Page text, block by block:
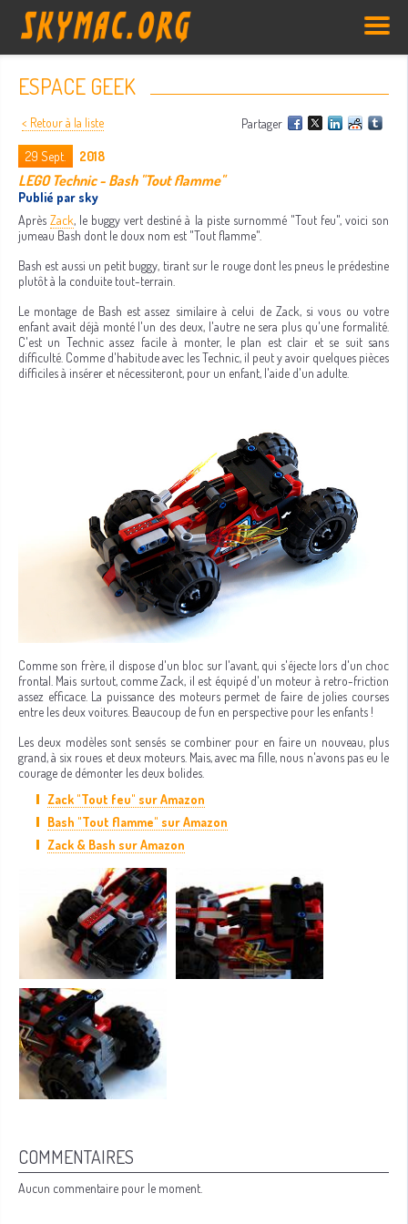
ESPACE GEEK
Partager
< Retour à la liste
29 Sept. 2018
LEGO Technic - Bash "Tout flamme"
Publié par sky
AprèsZack, le buggy vert destiné à la piste surnommé "Tout feu", voici son
jumeau Bash dont le doux nom est "Tout flamme".
Bash est aussi un petit buggy, tirant sur le rouge dont les pneus le prédestine
plutôt à la conduite tout-terrain.
Le montage de Bash est assez similaire à celui de Zack, si vous ou votre
enfant avait déjà monté l'un des deux, l'autre ne sera plus qu'une formalité.
C'est un Technic assez facile à monter, le plan est clair et se suit sans
difficulté. Comme d'habitude avec les Technic, il peut y avoir quelques pièces
difficiles à insérer et nécessiteront, pour un enfant, l'aide d'un adulte.
Comme son frère, il dispose d'un bloc sur l'avant, qui s'éjecte lors d'un choc
frontal. Mais surtout, comme Zack, il est équipé d'un moteur à retro-friction
assez efficace. La puissance des moteurs permet de faire de jolies courses
entre les deux voitures. Beaucoup de fun en perspective pour les enfants !
Les deux modèles sont sensés se combiner pour en faire un nouveau, plus
grand, à six roues et deux moteurs. Mais, avec ma fille, nous n'avons pas eu le
courage de démonter les deux bolides.
Zack "Tout feu" sur Amazon
Bash "Tout flamme" sur Amazon
Zack & Bash sur Amazon
COMMENTAIRES
Aucun commentaire pour le moment.